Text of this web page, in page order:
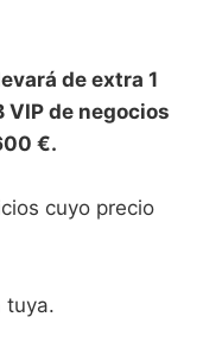
de extra 1
VIP de negocios
€.
cuyo precio
tuya.